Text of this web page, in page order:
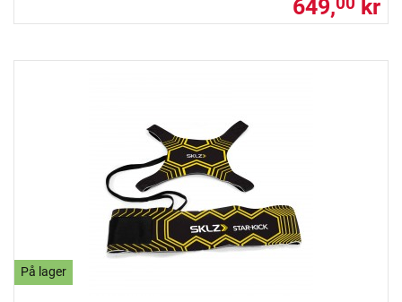
649, kr
På lager